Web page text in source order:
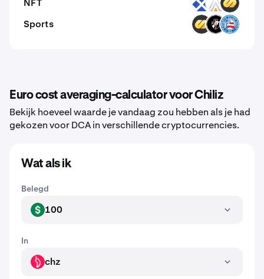
NFT RDT ACE FITFI
Sports FITFI VASCO BAHIA
Euro cost averaging-calculator voor Chiliz
Bekijk hoeveel waarde je vandaag zou hebben als je had
gekozen voor DCA in verschillende cryptocurrencies.
Wat als ik
Belegd
USD 100
In
CHZ chz